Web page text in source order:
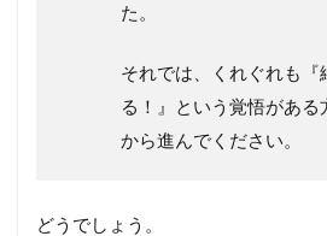
た。
それでは、くれぐれも『
る！』という覚悟がある
から進んでください。
どうでしょう。